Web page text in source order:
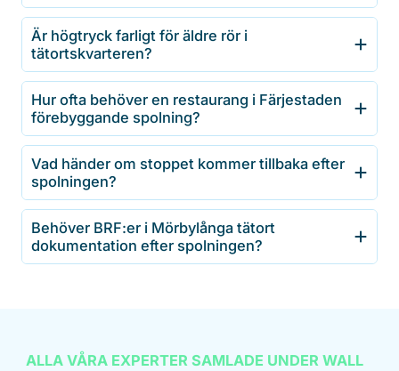
Är högtryck farligt för äldre rör i
tätortskvarteren?
Hur ofta behöver en restaurang i Färjestaden
förebyggande spolning?
Vad händer om stoppet kommer tillbaka efter
spolningen?
Behöver BRF:er i Mörbylånga tätort
dokumentation efter spolningen?
ALLA VÅRA EXPERTER SAMLADE UNDER WALL